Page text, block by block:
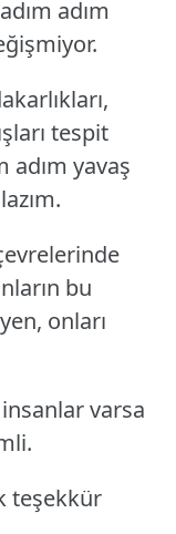
adım
tespit
adım yavaş
bu
onları
varsa
teşekkür